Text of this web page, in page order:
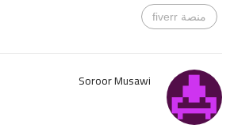
منصة fiverr
Soroor Musawi